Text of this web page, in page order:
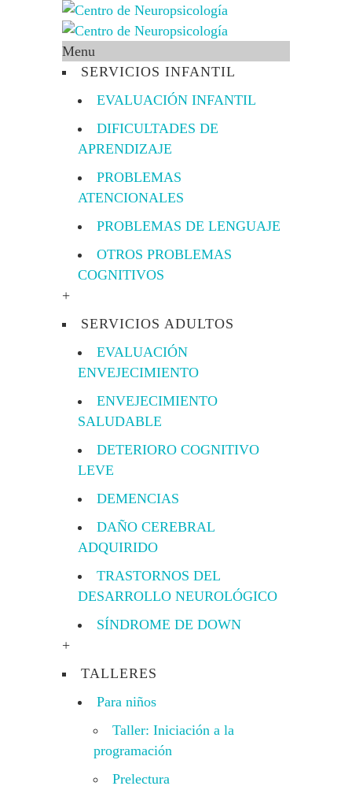
Menu
SERVICIOS INFANTIL
EVALUACIÓN INFANTIL
DIFICULTADES DE
APRENDIZAJE
PROBLEMAS
ATENCIONALES
PROBLEMAS DE LENGUAJE
OTROS PROBLEMAS
COGNITIVOS
+
SERVICIOS ADULTOS
EVALUACIÓN
ENVEJECIMIENTO
ENVEJECIMIENTO
SALUDABLE
DETERIORO COGNITIVO
LEVE
DEMENCIAS
DAÑO CEREBRAL
ADQUIRIDO
TRASTORNOS DEL
DESARROLLO NEUROLÓGICO
SÍNDROME DE DOWN
+
TALLERES
Para niños
Taller: Iniciación a la
programación
Prelectura